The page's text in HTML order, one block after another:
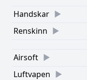
Handskar
Renskinn
Airsoft
Luftvapen